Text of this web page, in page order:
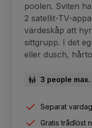
poolen. Sviten
2 satellit-TV-
värdeskåp att
sittgrupp. I det
eller dusch,
3 people max.
Separat
Gratis trådlöst